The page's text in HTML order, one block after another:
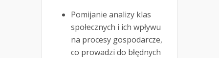
Pomijanie analizy klas
społecznych i ich wpływu
na procesy gospodarcze,
co prowadzi do błędnych